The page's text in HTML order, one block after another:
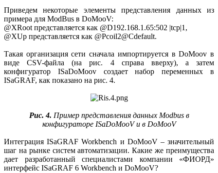
Приведем некоторые элементы представления данных из
примера для ModBus в DoMooV:
@XRoot представляется как @D192.168.1.65:502 |tcp|1,
@XUp представляется как @Pcoil2@Cdefault.
Такая организация сети сначала импортируется в DoMoov в
виде CSV-файла (на рис. 4 справа вверху), а затем
конфигуратор ISaDoMoov создает набор переменных в
ISaGRAF, как показано на рис. 4.
Рис. 4. Пример представления данных Modbus в
конфигураторе ISaDoMooV и в DoMooV
Интеграция ISaGRAF Workbench и DoMooV – значительный
шаг на рынке систем автоматизации. Какие же преимущества
дает разработанный специалистами компании «ФИОРД»
интерфейс ISaGRAF 6 Workbench и DoMooV?